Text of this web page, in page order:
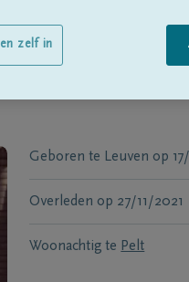
Geboren te Leuven op
Overleden op 27/11/2021
Woonachtig te Pelt
zelf in